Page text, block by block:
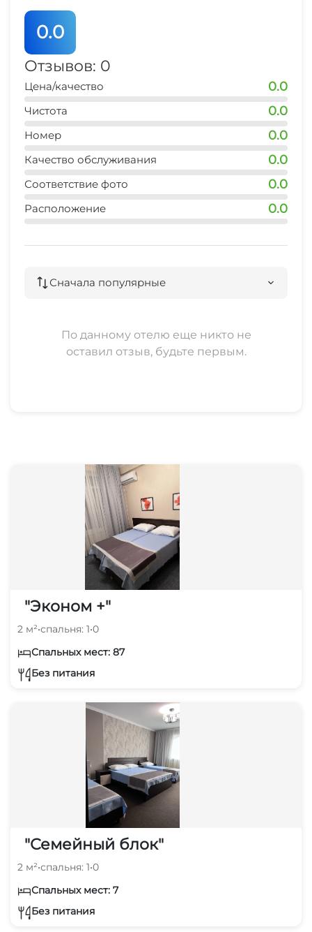
0.0
Отзывов: 0
Цена/качество 0.0
Чистота 0.0
Номер 0.0
Качество обслуживания 0.0
Соответствие фото 0.0
Расположение 0.0
Сначала популярные
По данному отелю еще никто не
оставил отзыв, будьте первым.
"Эконом +"
2 м²•спальня: 1•0
Спальных мест: 87
Без питания
"Семейный блок"
2 м²•спальня: 1•0
Спальных мест: 7
Без питания